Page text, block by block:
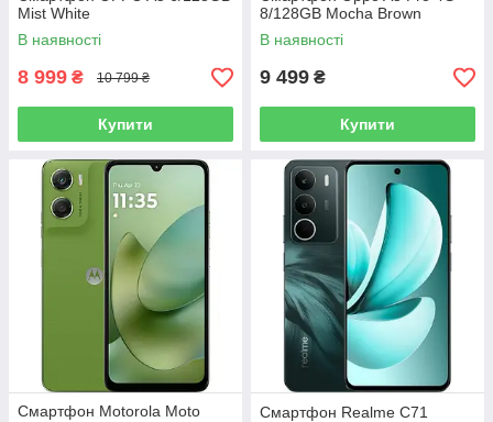
Mist White
В наявності
8 999 ₴ 10 799 ₴
Купити
8/128GB Mocha Brown
В наявності
9 499 ₴
Купити
Смартфон Motorola Moto
Смартфон Realme C71